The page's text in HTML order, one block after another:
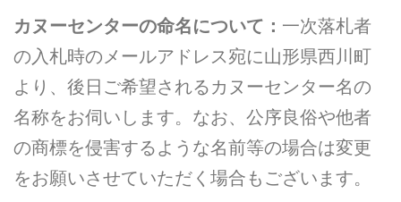
カヌーセンターの命名について： 一次落札者
の入札時のメールアドレス宛に山形県西川町
より、後日ご希望されるカヌーセンター名の
名称をお伺いします。なお、公序良俗や他者
の商標を侵害するような名前等の場合は変更
をお願いさせていただく場合もございます。